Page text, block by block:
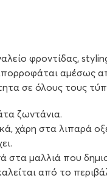
φροντίδας,
αμέσως
σε όλους τους
ζωντάνια.
χάρη στα λιπαρά
στα μαλλιά που
από το